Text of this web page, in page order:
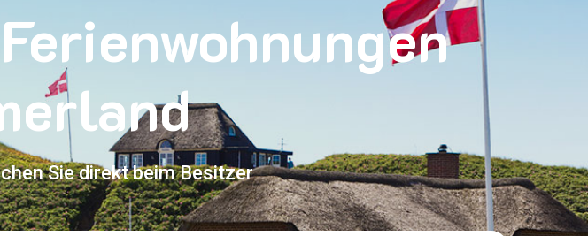
Sie direkt beim Besitzer